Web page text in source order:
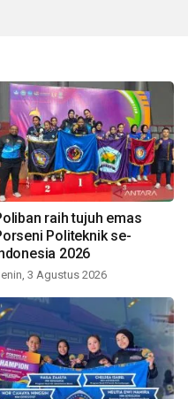
raih tujuh emas
Politeknik se-
2026
3 Agustus 2026